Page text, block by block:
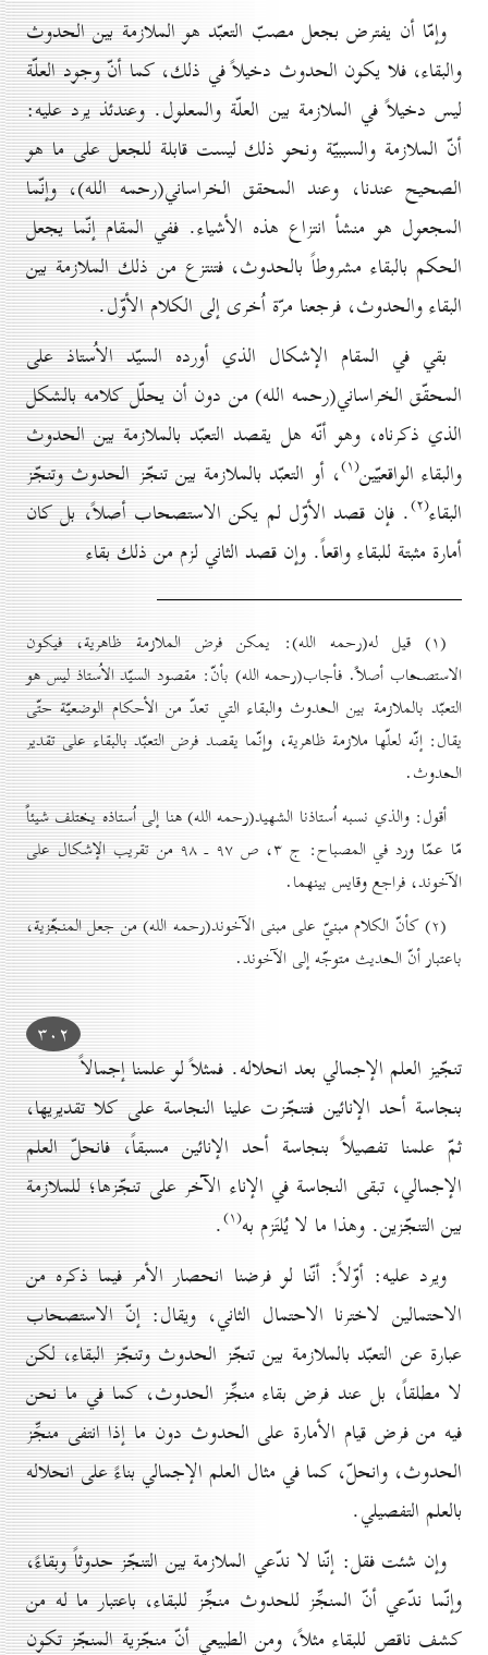
وإمّا أن يفترض بجعل مصبّ التعبّد هو الملازمة بين الحدوث
والبقاء، فلا يكون الحدوث دخيلاً في ذلك، كما أنّ وجود العلّة
ليس دخيلاً في الملازمة بين العلّة والمعلول. وعندئذ يرد عليه:
أنّ الملازمة والسببيّة ونحو ذلك ليست قابلة للجعل على ما هو
الصحيح عندنا، وعند المحقق الخراساني(رحمه الله)، وإنّما
المجعول هو منشأ انتزاع هذه الأشياء. ففي المقام إنّما يجعل
الحكم بالبقاء مشروطاً بالحدوث، فتنتزع من ذلك الملازمة بين
البقاء والحدوث، فرجعنا مرّة اُخرى إلى الكلام الأوّل.
بقي في المقام الإشكال الذي أورده السيّد الاُستاذ على
المحقّق الخراساني(رحمه الله) من دون أن يحلّل كلامه بالشكل
الذي ذكرناه، وهو أنّه هل يقصد التعبّد بالملازمة بين الحدوث
والبقاء الواقعيّين(۱) ، أو التعبّد بالملازمة بين تنجّز الحدوث وتنجّز
البقاء(۲) . فإن قصد الأوّل لم يكن الاستصحاب أصلاً، بل كان
أمارة مثبتة للبقاء واقعاً. وإن قصد الثاني لزم من ذلك بقاء
(۱) قيل له(رحمه الله): يمكن فرض الملازمة ظاهرية، فيكون
الاستصحاب أصلاً. فأجاب(رحمه الله) بأنّ: مقصود السيّد الاُستاذ ليس هو
التعبّد بالملازمة بين الحدوث والبقاء التي تعدّ من الأحكام الوضعيّة حتّى
يقال: إنّه لعلّها ملازمة ظاهرية، وإنّما يقصد فرض التعبّد بالبقاء على تقدير
الحدوث.
أقول: والذي نسبه اُستاذنا الشهيد(رحمه الله) هنا إلى اُستاذه يختلف شيئاً
مّا عمّا ورد في المصباح: ج ۳، ص ۹۷ ـ ۹۸ من تقريب الإشكال على
الآخوند، فراجع وقايس بينهما.
(۲) كأنّ الكلام مبنيّ على مبنى الآخوند(رحمه الله) من جعل المنجّزية،
باعتبار أنّ الحديث متوجّه إلى الآخوند.
۳٠۲
تنجّيز العلم الإجمالي بعد انحلاله. فمثلاً لو علمنا إجمالاً
بنجاسة أحد الإنائين فتنجّزت علينا النجاسة على كلا تقديريها،
ثمّ علمنا تفصيلاً بنجاسة أحد الإنائين مسبقاً، فانحلّ العلم
الإجمالي، تبقى النجاسة في الإناء الآخر على تنجّزها؛ للملازمة
بين التنجّزين. وهذا ما لا يُلتَزم به(۱) .
ويرد عليه: أوّلاً: أنّنا لو فرضنا انحصار الأمر فيما ذكره من
الاحتمالين لاخترنا الاحتمال الثاني، ويقال: إنّ الاستصحاب
عبارة عن التعبّد بالملازمة بين تنجّز الحدوث وتنجّز البقاء، لكن
لا مطلقاً، بل عند فرض بقاء منجِّز الحدوث، كما في ما نحن
فيه من فرض قيام الأمارة على الحدوث دون ما إذا انتفى منجِّز
الحدوث، وانحلّ، كما في مثال العلم الإجمالي بناءً على انحلاله
بالعلم التفصيلي.
وإن شئت فقل: إنّنا لا ندّعي الملازمة بين التنجّز حدوثاً وبقاءً،
وإنّما ندّعي أنّ المنجِّز للحدوث منجِّز للبقاء، باعتبار ما له من
كشف ناقص للبقاء مثلاً، ومن الطبيعي أنّ منجّزية المنجّز تكون